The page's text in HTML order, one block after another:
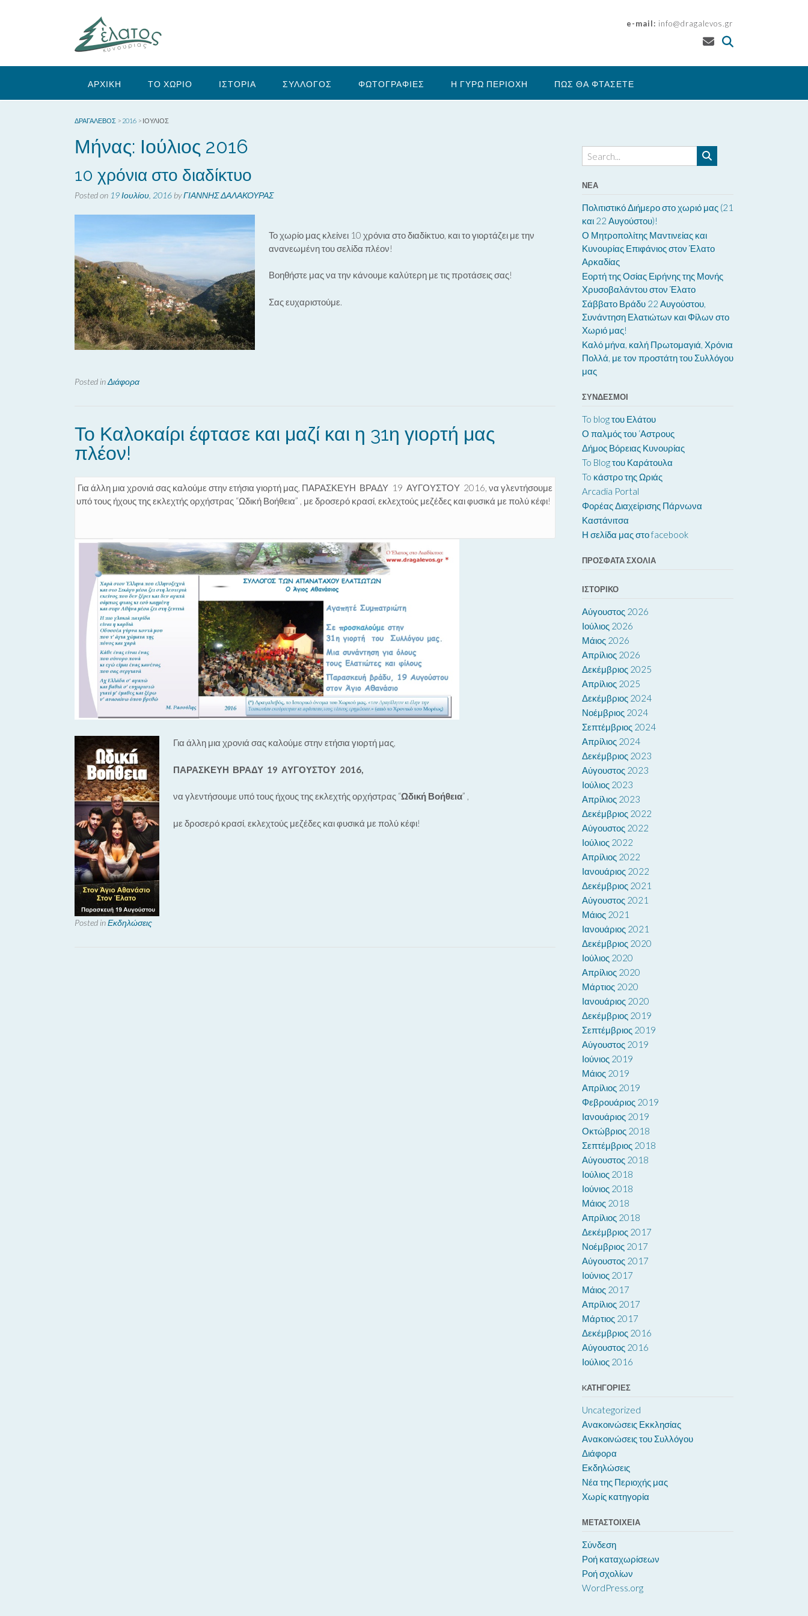
e-mail: info@dragalevos.gr
ΑΡΧΙΚΗ ΤΟ ΧΩΡΙΟ ΙΣΤΟΡΙΑ ΣΥΛΛΟΓΟΣ ΦΩΤΟΓΡΑΦΙΕΣ Η ΓΥΡΩ ΠΕΡΙΟΧΗ ΠΩΣ ΘΑ ΦΤΑΣΕΤΕ
ΔΡΑΓΑΛΕΒΌΣ > 2016 > ΙΟΎΛΙΟΣ
Μήνας: Ιούλιος 2016
10 χρόνια στο διαδίκτυο
Posted on 19 Ιουλίου, 2016 byΓΙΑΝΝΗΣ ΔΑΛΑΚΟΥΡΑΣ
Το χωρίο μας κλείνει 10 χρόνια στο διαδίκτυο, και το γιορτάζει με την
ανανεωμένη του σελίδα πλέον!
Βοηθήστε μας να την κάνουμε καλύτερη με τις προτάσεις σας!
Σας ευχαριστούμε.
Posted inΔιάφορα
Το Καλοκαίρι έφτασε και μαζί και η 31η γιορτή μας
πλέον!
Για άλλη μια χρονιά σας καλούμε στην ετήσια γιορτή μας, ΠΑΡΑΣΚΕΥΗ ΒΡΑΔΥ 19 ΑΥΓΟΥΣΤΟΥ 2016, να γλεντήσουμε
υπό τους ήχους της εκλεχτής ορχήστρας “Ωδική Βοήθεια” , με δροσερό κρασί, εκλεχτούς μεζέδες και φυσικά με πολύ κέφι!
Για άλλη μια χρονιά σας καλούμε στην ετήσια γιορτή μας,
ΠΑΡΑΣΚΕΥΗ ΒΡΑΔΥ 19 ΑΥΓΟΥΣΤΟΥ 2016,
να γλεντήσουμε υπό τους ήχους της εκλεχτής ορχήστρας “Ωδική Βοήθεια” ,
με δροσερό κρασί, εκλεχτούς μεζέδες και φυσικά με πολύ κέφι!
Posted inΕκδηλώσεις
ΝΈΑ
Πολιτιστικό Διήμερο στο χωριό μας (21
και 22 Αυγούστου)!
Ο Μητροπολίτης Μαντινείας και
Κυνουρίας Επιφάνιος στον Έλατο
Αρκαδίας
Εορτή της Οσίας Ειρήνης της Μονής
Χρυσοβαλάντου στον Έλατο
Σάββατο Βράδυ 22 Αυγούστου,
Συνάντηση Ελατιώτων και Φίλων στο
Χωριό μας!
Καλό μήνα, καλή Πρωτομαγιά, Χρόνια
Πολλά, με τον προστάτη του Συλλόγου
μας
ΣΎΝΔΕΣΜΟΙ
To blog του Ελάτου
Ο παλμός του ‘Αστρους
Δήμος Βόρειας Κυνουρίας
To Blog του Καράτουλα
To κάστρο της Ωριάς
Arcadia Portal
Φορέας Διαχείρισης Πάρνωνα
Καστάνιτσα
Η σελίδα μας στο facebook
ΠΡΌΣΦΑΤΑ ΣΧΌΛΙΑ
ΙΣΤΟΡΙΚΌ
Αύγουστος 2026
Ιούλιος 2026
Μάιος 2026
Απρίλιος 2026
Δεκέμβριος 2025
Απρίλιος 2025
Δεκέμβριος 2024
Νοέμβριος 2024
Σεπτέμβριος 2024
Απρίλιος 2024
Δεκέμβριος 2023
Αύγουστος 2023
Ιούλιος 2023
Απρίλιος 2023
Δεκέμβριος 2022
Αύγουστος 2022
Ιούλιος 2022
Απρίλιος 2022
Ιανουάριος 2022
Δεκέμβριος 2021
Αύγουστος 2021
Μάιος 2021
Ιανουάριος 2021
Δεκέμβριος 2020
Ιούλιος 2020
Απρίλιος 2020
Μάρτιος 2020
Ιανουάριος 2020
Δεκέμβριος 2019
Σεπτέμβριος 2019
Αύγουστος 2019
Ιούνιος 2019
Μάιος 2019
Απρίλιος 2019
Φεβρουάριος 2019
Ιανουάριος 2019
Οκτώβριος 2018
Σεπτέμβριος 2018
Αύγουστος 2018
Ιούλιος 2018
Ιούνιος 2018
Μάιος 2018
Απρίλιος 2018
Δεκέμβριος 2017
Νοέμβριος 2017
Αύγουστος 2017
Ιούνιος 2017
Μάιος 2017
Απρίλιος 2017
Μάρτιος 2017
Δεκέμβριος 2016
Αύγουστος 2016
Ιούλιος 2016
KΑΤΗΓΟΡΊΕΣ
Uncategorized
Ανακοινώσεις Εκκλησίας
Ανακοινώσεις του Συλλόγου
Διάφορα
Εκδηλώσεις
Νέα της Περιοχής μας
Χωρίς κατηγορία
ΜΕΤΑΣΤΟΙΧΕΊΑ
Σύνδεση
Ροή καταχωρίσεων
Ροή σχολίων
WordPress.org